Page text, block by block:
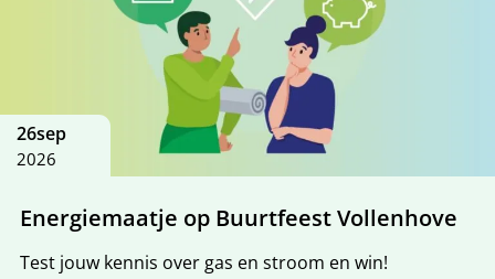
26sep
2026
Energiemaatje op Buurtfeest Vollenhove
Test jouw kennis over gas en stroom en win!